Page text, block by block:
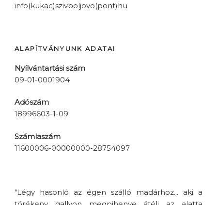
info(kukac)szivboljovo(pont)hu
ALAPÍTVÁNYUNK ADATAI
Nyílvántartási szám
09-01-0001904
Adószám
18996603-1-09
Számlaszám
11600006-00000000-28754097
"Légy hasonló az égen szálló madárhoz... aki a